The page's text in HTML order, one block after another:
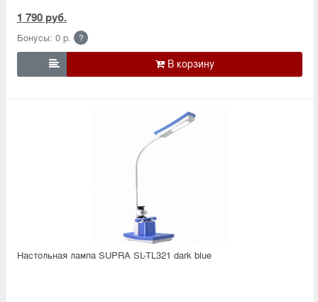
1 790 руб.
Бонусы: 0 р. ?

Настольная лампа SUPRA SL-TL321 dark blue